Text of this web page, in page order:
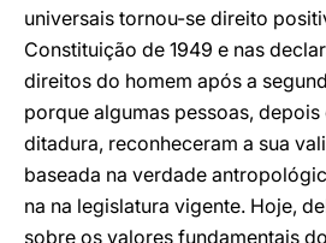
universais tornou-se direito
Constituição de 1949 e nas
direitos do homem após a
porque algumas pessoas,
ditadura, reconheceram a sua
baseada na verdade
na na legislatura vigente. Hoje,
sobre os valores fundamentais